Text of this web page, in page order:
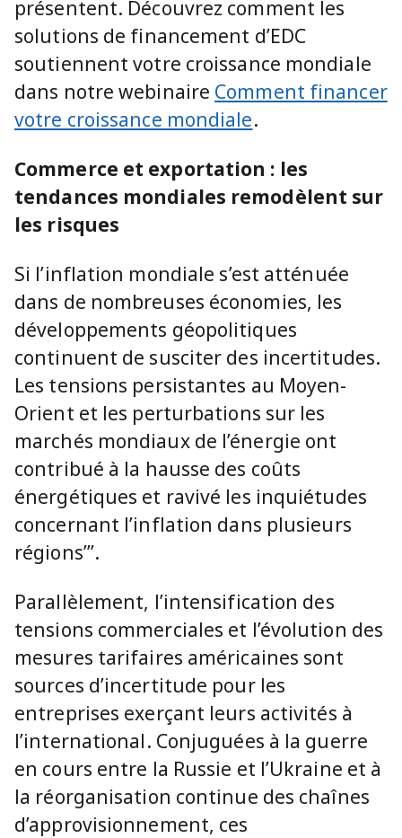
présentent. Découvrez comment les
solutions de financement d’EDC
soutiennent votre croissance mondiale
dans notre webinaire Comment financer
votre croissance mondiale.
Commerce et exportation : les
tendances mondiales remodèlent sur
les risques
Si l’inflation mondiale s’est atténuée
dans de nombreuses économies, les
développements géopolitiques
continuent de susciter des incertitudes.
Les tensions persistantes au Moyen-
Orient et les perturbations sur les
marchés mondiaux de l’énergie ont
contribué à la hausse des coûts
énergétiques et ravivé les inquiétudes
concernant l’inflation dans plusieurs
régions’’’.
Parallèlement, l’intensification des
tensions commerciales et l’évolution des
mesures tarifaires américaines sont
sources d’incertitude pour les
entreprises exerçant leurs activités à
l’international. Conjuguées à la guerre
en cours entre la Russie et l’Ukraine et à
la réorganisation continue des chaînes
d’approvisionnement, ces